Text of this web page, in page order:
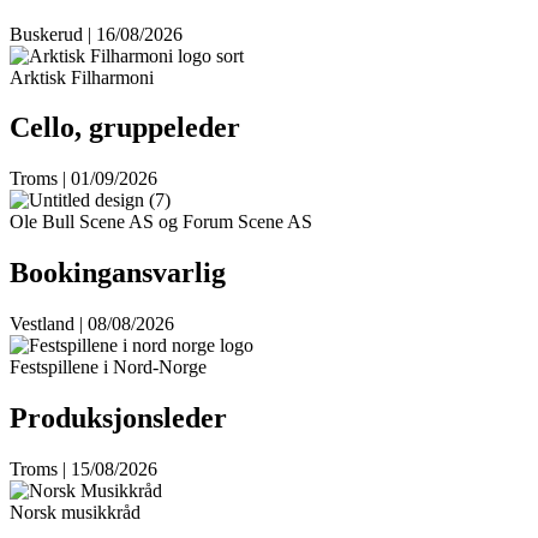
Buskerud | 16/08/2026
Arktisk Filharmoni
Cello, gruppeleder
Troms | 01/09/2026
Ole Bull Scene AS og Forum Scene AS
Bookingansvarlig
Vestland | 08/08/2026
Festspillene i Nord-Norge
Produksjonsleder
Troms | 15/08/2026
Norsk musikkråd